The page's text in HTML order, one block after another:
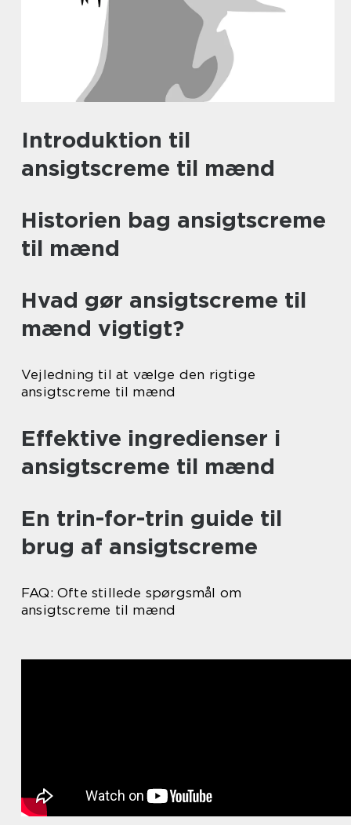
Introduktion til
ansigtscreme til mænd
Historien bag ansigtscreme
til mænd
Hvad gør ansigtscreme til
mænd vigtigt?
Vejledning til at vælge den rigtige
ansigtscreme til mænd
Effektive ingredienser i
ansigtscreme til mænd
En trin-for-trin guide til
brug af ansigtscreme
FAQ: Ofte stillede spørgsmål om
ansigtscreme til mænd